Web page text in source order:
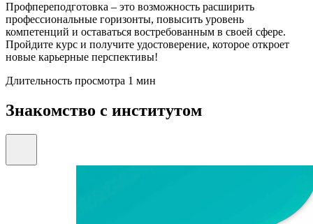
Профпереподготовка – это возможность расширить
профессиональные горизонты, повысить уровень
компетенций и оставаться востребованным в своей сфере.
Пройдите курс и получите удостоверение, которое откроет
новые карьерные перспективы!
Длительность просмотра 1 мин
Знакомство с институтом